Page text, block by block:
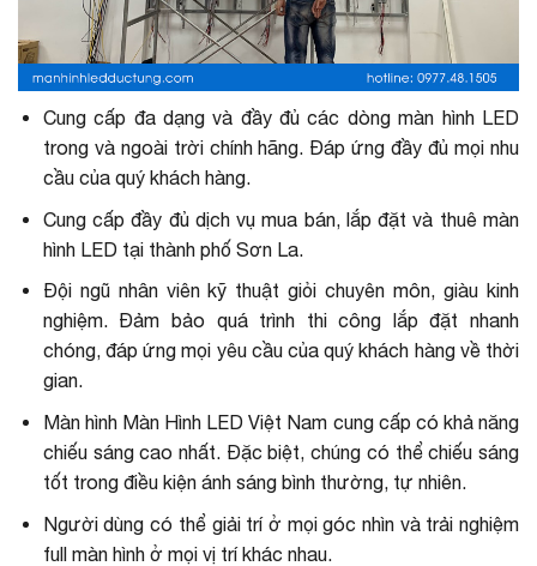
Cung cấp đa dạng và đầy đủ các dòng màn hình LED
trong và ngoài trời chính hãng. Đáp ứng đầy đủ mọi nhu
cầu của quý khách hàng.
Cung cấp đầy đủ dịch vụ mua bán, lắp đặt và thuê màn
hình LED tại thành phố Sơn La.
Đội ngũ nhân viên kỹ thuật giỏi chuyên môn, giàu kinh
nghiệm. Đảm bảo quá trình thi công lắp đặt nhanh
chóng, đáp ứng mọi yêu cầu của quý khách hàng về thời
gian.
Màn hình Màn Hình LED Việt Nam cung cấp có khả năng
chiếu sáng cao nhất. Đặc biệt, chúng có thể chiếu sáng
tốt trong điều kiện ánh sáng bình thường, tự nhiên.
Người dùng có thể giải trí ở mọi góc nhìn và trải nghiệm
full màn hình ở mọi vị trí khác nhau.